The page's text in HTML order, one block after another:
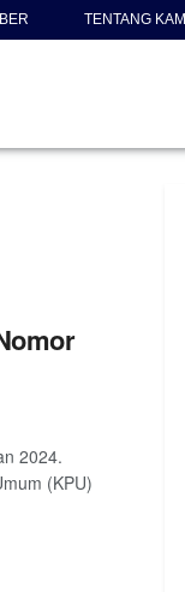
TENTANG KAMI
2024.
(KPU)